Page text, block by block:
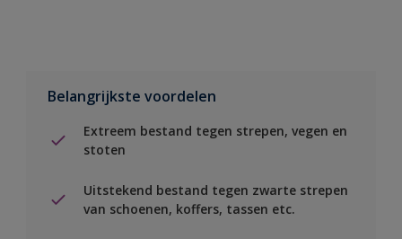
Belangrijkste voordelen
Extreem bestand tegen strepen, vegen en
stoten
Uitstekend bestand tegen zwarte strepen
van schoenen, koffers, tassen etc.